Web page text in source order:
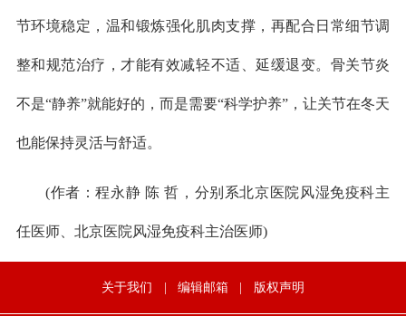
节环境稳定，温和锻炼强化肌肉支撑，再配合日常细节调
整和规范治疗，才能有效减轻不适、延缓退变。骨关节炎
不是“静养”就能好的，而是需要“科学护养”，让关节在冬天
也能保持灵活与舒适。
(作者：程永静 陈 哲，分别系北京医院风湿免疫科主
任医师、北京医院风湿免疫科主治医师)
关于我们 | 编辑邮箱 | 版权声明